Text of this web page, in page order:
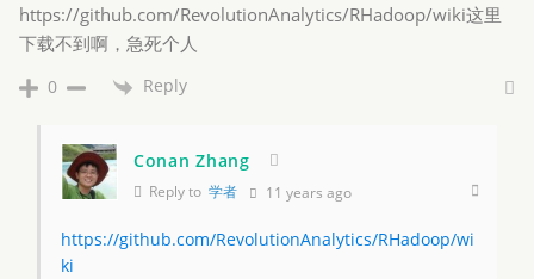
https://github.com/RevolutionAnalytics/RHadoop/wiki这里
下载不到啊，急死个人
0 Reply
Conan Zhang
Reply to 学者 11 years ago
https://github.com/RevolutionAnalytics/RHadoop/wi
ki